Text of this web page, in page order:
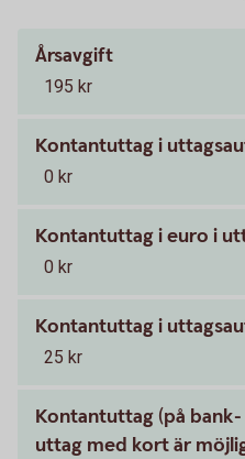
Årsavgift
195 kr
Kontantuttag i
0 kr
Kontantuttag i euro i
0 kr
Kontantuttag i
25 kr
Kontantuttag (på
uttag med kort är